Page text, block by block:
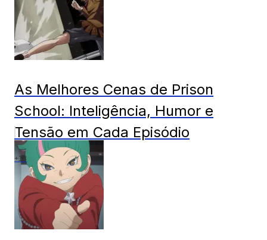
As Melhores Cenas de Prison
School: Inteligência, Humor e
Tensão em Cada Episódio
+18